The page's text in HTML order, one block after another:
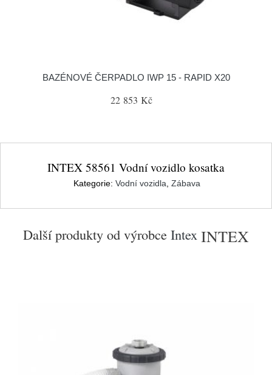
BAZÉNOVÉ ČERPADLO IWP 15 - RAPID X20
22 853 Kč
INTEX 58561 Vodní vozidlo kosatka
Kategorie: Vodní vozidla Zábava
Další produkty od výrobce Intex INTEX